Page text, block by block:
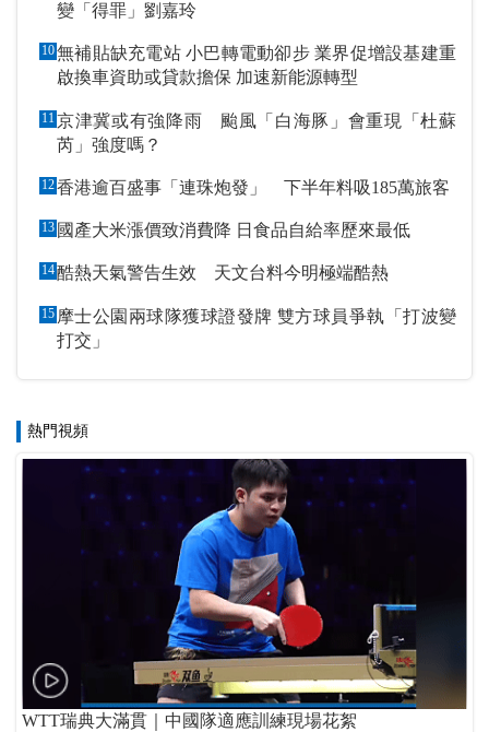
變「得罪」劉嘉玲
10無補貼缺充電站 小巴轉電動卻步 業界促增設基建重
啟換車資助或貸款擔保 加速新能源轉型
11 京津冀或有強降雨 颱風「白海豚」會重現「杜蘇
芮」強度嗎？
12香港逾百盛事「連珠炮發」 下半年料吸185萬旅客
13 國產大米漲價致消費降 日食品自給率歷來最低
14酷熱天氣警告生效 天文台料今明極端酷熱
15 摩士公園兩球隊獲球證發牌 雙方球員爭執「打波變
打交」
熱門視頻
WTT瑞典大滿貫｜中國隊適應訓練現場花絮